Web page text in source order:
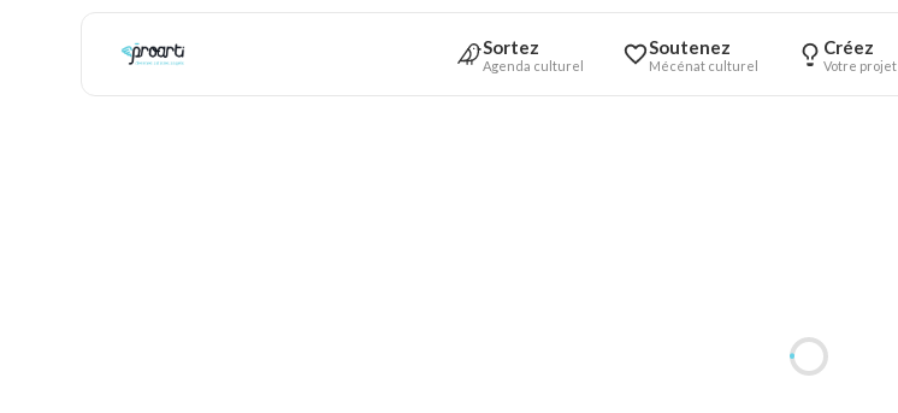
Sortez
Agenda culturel
Soutenez
Mécénat culturel
Créez
Votre projet